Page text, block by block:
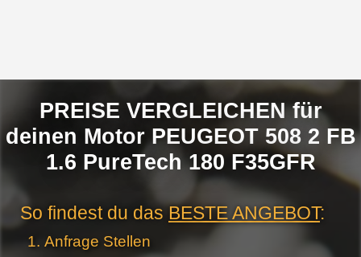
PREISE VERGLEICHEN für
deinen Motor PEUGEOT 508 2 FB
1.6 PureTech 180 F35GFR
So findest du dasBESTE ANGEBOT:
Anfrage Stellen